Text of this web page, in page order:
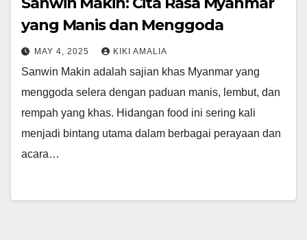
yang Manis dan Menggoda
MAY 4, 2025 KIKI AMALIA
Sanwin Makin adalah sajian khas Myanmar yang
menggoda selera dengan paduan manis, lembut, dan
rempah yang khas. Hidangan food ini sering kali
menjadi bintang utama dalam berbagai perayaan dan
acara…